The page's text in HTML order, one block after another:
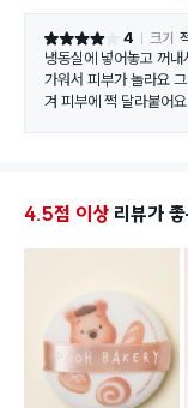
별점 4점 4 크기
냉동실에 넣어놓고 꺼
가워서 피부가 놀라요
겨 피부에 쩍 달라붙어
4.5점 이상 리뷰가